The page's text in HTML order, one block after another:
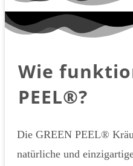
Wie
PEEL®?
Die GREEN PEEL®
natürliche und